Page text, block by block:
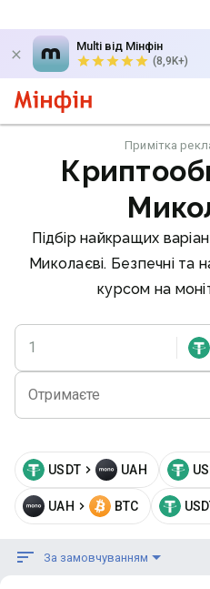
Multi від Мінфін
(8,9K+)
Примітка
Підбір найкращих
Миколаєві. Безпечні та
курсом на
USDT UAH
UAH BTC
За замовчуванням